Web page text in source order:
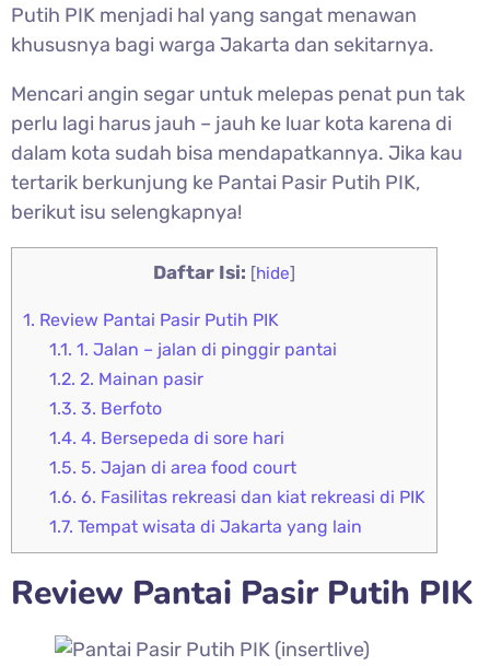
Putih PIK menjadi hal yang sangat menawan
khususnya bagi warga Jakarta dan sekitarnya.
Mencari angin segar untuk melepas penat pun tak
perlu lagi harus jauh – jauh ke luar kota karena di
dalam kota sudah bisa mendapatkannya. Jika kau
tertarik berkunjung ke Pantai Pasir Putih PIK,
berikut isu selengkapnya!
Daftar Isi: [hide]
1. Review Pantai Pasir Putih PIK
1.1. 1. Jalan – jalan di pinggir pantai
1.2. 2. Mainan pasir
1.3. 3. Berfoto
1.4. 4. Bersepeda di sore hari
1.5. 5. Jajan di area food court
1.6. 6. Fasilitas rekreasi dan kiat rekreasi di PIK
1.7. Tempat wisata di Jakarta yang lain
Review Pantai Pasir Putih PIK